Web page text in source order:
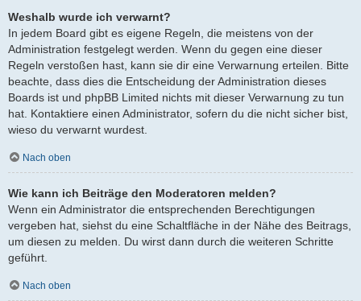
Weshalb wurde ich verwarnt?
In jedem Board gibt es eigene Regeln, die meistens von der
Administration festgelegt werden. Wenn du gegen eine dieser
Regeln verstoßen hast, kann sie dir eine Verwarnung erteilen. Bitte
beachte, dass dies die Entscheidung der Administration dieses
Boards ist und phpBB Limited nichts mit dieser Verwarnung zu tun
hat. Kontaktiere einen Administrator, sofern du die nicht sicher bist,
wieso du verwarnt wurdest.
Nach oben
Wie kann ich Beiträge den Moderatoren melden?
Wenn ein Administrator die entsprechenden Berechtigungen
vergeben hat, siehst du eine Schaltfläche in der Nähe des Beitrags,
um diesen zu melden. Du wirst dann durch die weiteren Schritte
geführt.
Nach oben